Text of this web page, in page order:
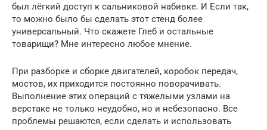
был лёгкий доступ к сальниковой набивке. И Если так,
то можно было бы сделать этот стенд более
универсальный. Что скажете Глеб и остальные
товарищи? Мне интересно любое мнение.
При разборке и сборке двигателей, коробок передач,
мостов, их приходится постоянно поворачивать.
Выполнение этих операций с тяжелыми узлами на
верстаке не только неудобно, но и небезопасно. Все
проблемы решаются, если сделать и использовать